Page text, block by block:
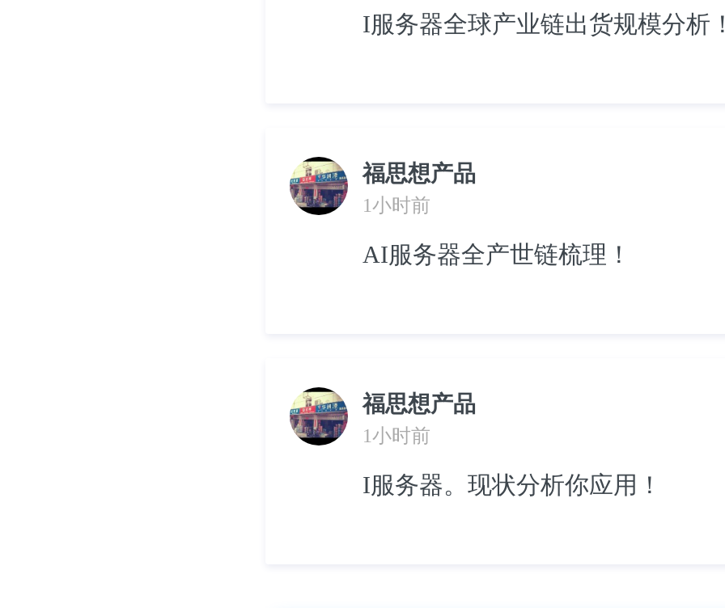
I服务器全球产业链出货规模分析！
福思想产品
1小时前
AI服务器全产世链梳理！
福思想产品
1小时前
I服务器。现状分析你应用！